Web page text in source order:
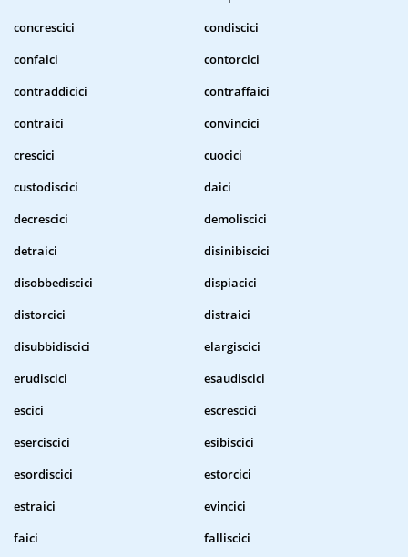
concrescici
condiscici
confaici
contorcici
contraddicici
contraffaici
contraici
convincici
crescici
cuocici
custodiscici
daici
decrescici
demoliscici
detraici
disinibiscici
disobbediscici
dispiacici
distorcici
distraici
disubbidiscici
elargiscici
erudiscici
esaudiscici
escici
escrescici
eserciscici
esibiscici
esordiscici
estorcici
estraici
evincici
faici
falliscici